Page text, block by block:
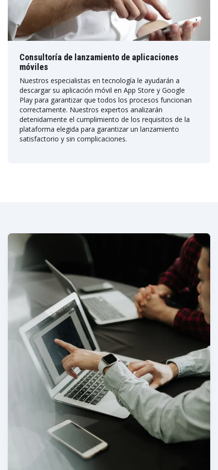
Consultoría de lanzamiento de aplicaciones
móviles
Nuestros especialistas en tecnología le ayudarán a
descargar su aplicación móvil en App Store y Google
Play para garantizar que todos los procesos funcionan
correctamente. Nuestros expertos analizarán
detenidamente el cumplimiento de los requisitos de la
plataforma elegida para garantizar un lanzamiento
satisfactorio y sin complicaciones.